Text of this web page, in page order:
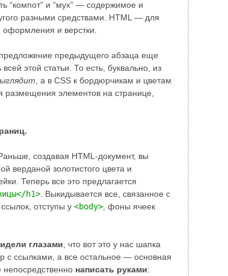
“компот” и “мух” — содержимое и
разными средствами. HTML — для
и верстки.
предложение предыдущего абзаца еще
этой статьи. То есть, буквально, из
, а в CSS к бордюрчикам и цветам
размещения элементов на странице,
создавая HTML-документ, вы
верданой золотистого цвета и
Теперь все это предлагается
h1> . Выкидывается все, связанное с
отступы у <body> , фоны ячеек
глазами , что вот это у нас шапка
с ссылками, а все остальное — основная
непосредственно написать руками: